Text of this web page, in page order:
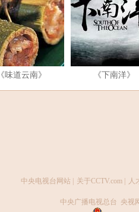
《味道云南》 《下南洋》
中央电视台网站 关于CCTV.com 人
中央广播电视总台 央视